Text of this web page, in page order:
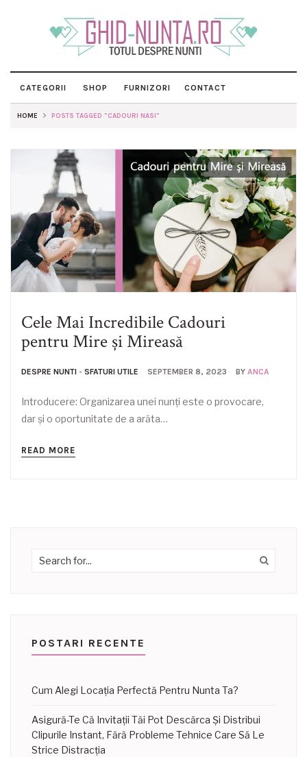
CATEGORII SHOP FURNIZORI CONTACT
HOME POSTS TAGGED "CADOURI NASI"
Cele Mai Incredibile Cadouri
pentru Mire și Mireasă
DESPRE NUNTI - SFATURI UTILE SEPTEMBER 8, 2023 BY ANCA
Introducere: Organizarea unei nunți este o provocare,
dar și o oportunitate de a arăta…
READ MORE
POSTARI RECENTE
Cum Alegi Locația Perfectă Pentru Nunta Ta?
Asigură-Te Că Invitații Tăi Pot Descărca Și Distribui
Clipurile Instant, Fără Probleme Tehnice Care Să Le
Strice Distracția